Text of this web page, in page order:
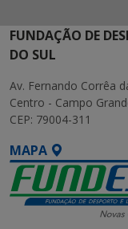
FUNDAÇÃO DE
DO SUL
Av. Fernando Corrêa
Centro - Campo
CEP: 79004-311
MAPA